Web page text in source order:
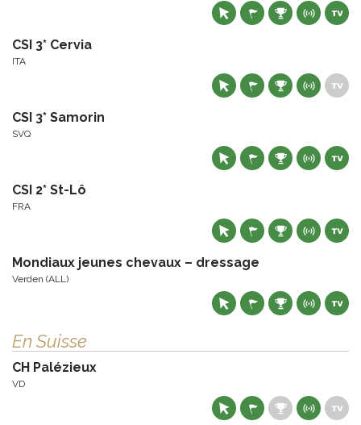
CSI 3* Cervia
ITA
CSI 3* Samorin
SVQ
CSI 2* St-Lô
FRA
Mondiaux jeunes chevaux – dressage
Verden (ALL)
En Suisse
CH Palézieux
VD